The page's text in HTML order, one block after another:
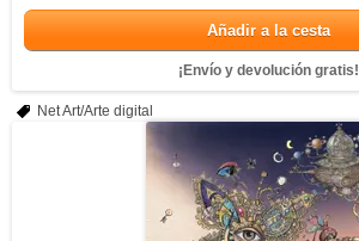
Añadir a la cesta
¡Envío y devolución gratis!
Net Art/Arte digital